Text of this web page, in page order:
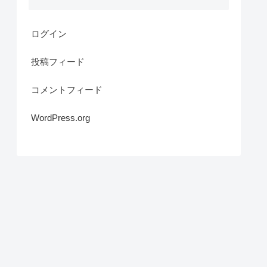
ログイン
投稿フィード
コメントフィード
WordPress.org